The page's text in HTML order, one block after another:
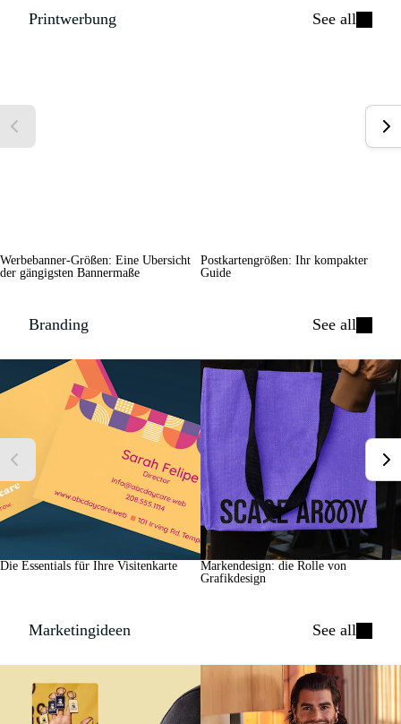
Printwerbung See all
Werbebanner-Größen: Eine Übersicht
der gängigsten Bannermaße
Postkartengrößen: Ihr kompakter
Guide
Branding See all
Die Essentials für Ihre Visitenkarte
Markendesign: die Rolle von
Grafikdesign
Marketingideen See all